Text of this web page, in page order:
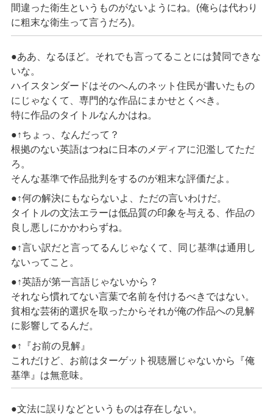
間違った衛生というものがないようにね。(俺らは代わり
に粗末な衛生って言うだろ)。
●ああ、なるほど。それでも言ってることには賛同できな
いな。
ハイスタンダードはそのへんのネット住民が書いたもの
にじゃなくて、専門的な作品にまかせとくべき。
特に作品のタイトルなんかはね。
●↑ちょっ、なんだって？
根拠のない英語はつねに日本のメディアに氾濫してただ
ろ。
そんな基準で作品批判をするのが粗末な評価だよ。
●↑何の解決にもならないよ、ただの言いわけだ。
タイトルの文法エラーは低品質の印象を与える、作品の
良し悪しにかかわらずね。
●↑言い訳だと言ってるんじゃなくて、同じ基準は通用し
ないってこと。
●↑英語が第一言語じゃないから？
それなら慣れてない言葉で名前を付けるべきではない。
貧相な芸術的選択を取ったからそれが俺の作品への見解
に影響してるんだ。
●↑『お前の見解』
これだけど、お前はターゲット視聴層じゃないから『俺
基準』は無意味。
●文法に誤りなどというものは存在しない。